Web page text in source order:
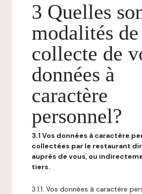
3 Quelles
modalités de
collecte de
données à
caractère
personnel?
3.1 Vos données à caractère
collectées par le restaurant
auprès de vous, ou
tiers.
3.1.1. Vos données à caractère